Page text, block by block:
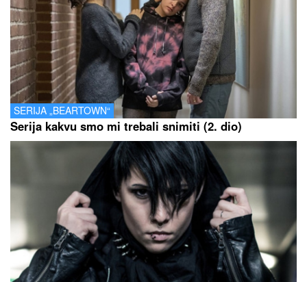
SERIJA „BEARTOWN“
Serija kakvu smo mi trebali snimiti (2. dio)